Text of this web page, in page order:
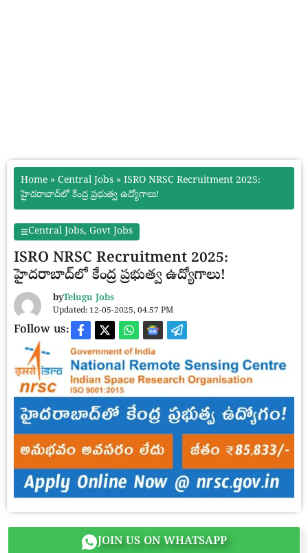
Home » Central Jobs » ISRO NRSC Recruitment 2025:
హైదరాబాద్‌లో కేంద్ర ప్రభుత్వ ఉద్యోగాలు!
Central Jobs,Govt Jobs
ISRO NRSC Recruitment 2025:
హైదరాబాద్‌లో కేంద్ర ప్రభుత్వ ఉద్యోగాలు!
byTelugu Jobs
Updated: 12-05-2025, 04.57 PM
Follow us:
JOIN US ON WHATSAPP